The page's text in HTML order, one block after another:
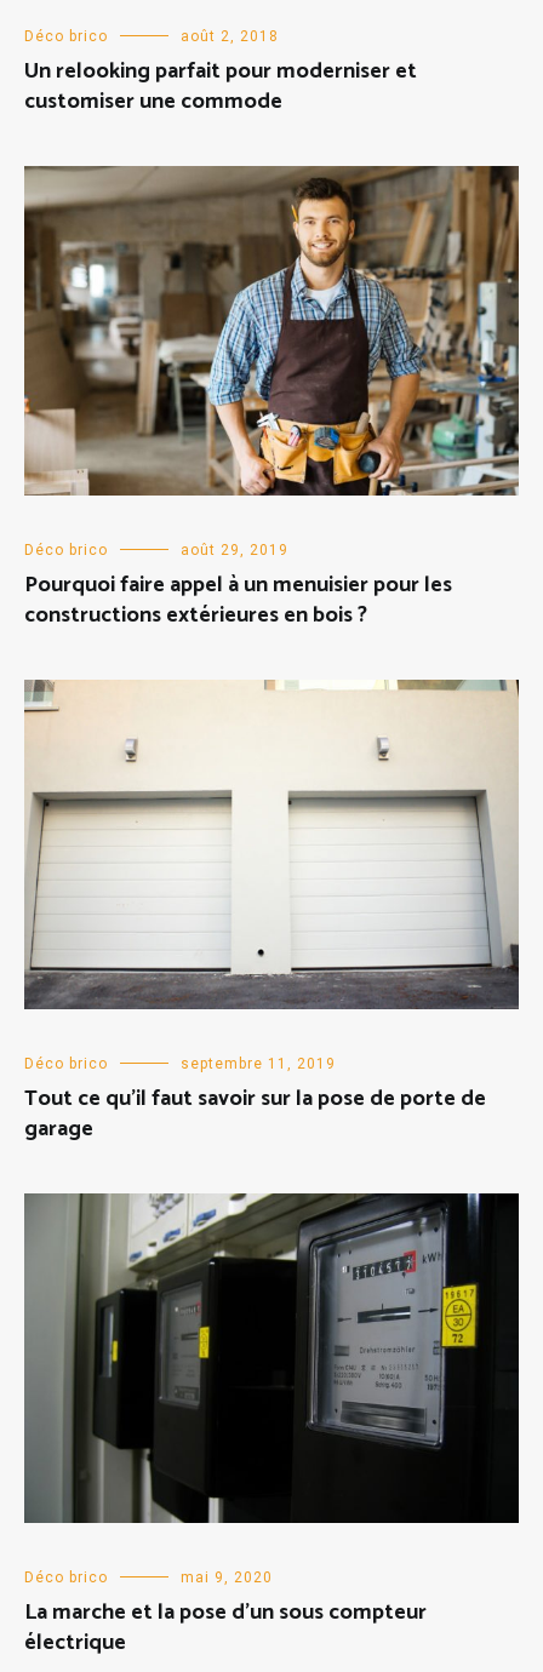
Déco brico août 2, 2018
Un relooking parfait pour moderniser et
customiser une commode
Déco brico août 29, 2019
Pourquoi faire appel à un menuisier pour les
constructions extérieures en bois ?
Déco brico septembre 11, 2019
Tout ce qu’il faut savoir sur la pose de porte de
garage
Déco brico mai 9, 2020
La marche et la pose d’un sous compteur
électrique